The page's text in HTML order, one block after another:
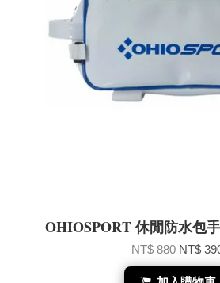
OHIOSPORT 休閒防水包
NT$ 880NT$